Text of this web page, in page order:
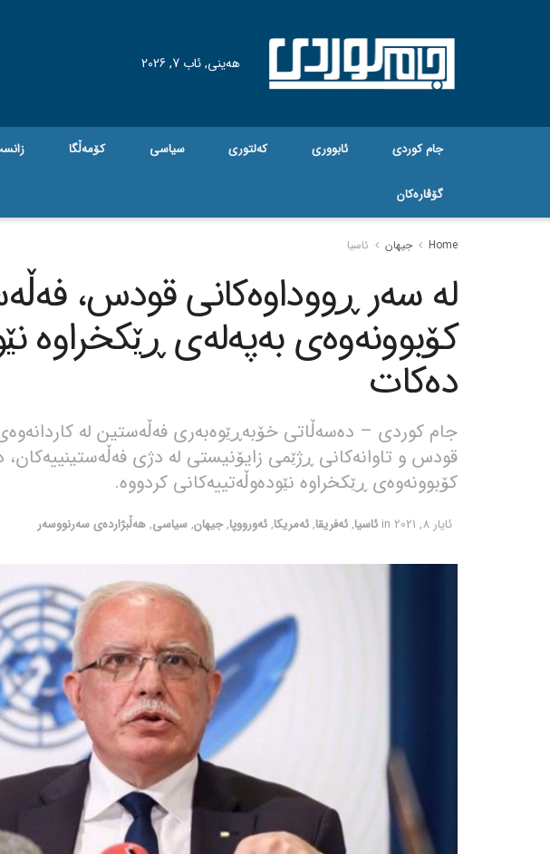
هه‌ینی, ئاب 7, 2026
جام کوردی ئابووری کەلتوری سیاسی کۆمەڵگا
گۆڤاره‌کان
Home جیهان ئاسیا
لە سەر ڕووداوەکانی قودس،
کۆبوونەوەی بەپەلەی ڕێکخراوە
دەکات
جام کوردی – دەسەڵاتی خۆبەڕێوەبەری فەڵەستین لە کاردانەوەی
قودس و تاوانەکانی ڕژێمی زایۆنیستی لە دژی
کۆبوونەوەی ڕێکخراوە نێودەوڵەتییەکانی کردووە.
ئایار 8, 2021 in ئاسیا,ئەفریقا,ئەمریکا,ئەورووپا,جیهان,سیاسی,هەڵبژاردەی سەرنووسەر